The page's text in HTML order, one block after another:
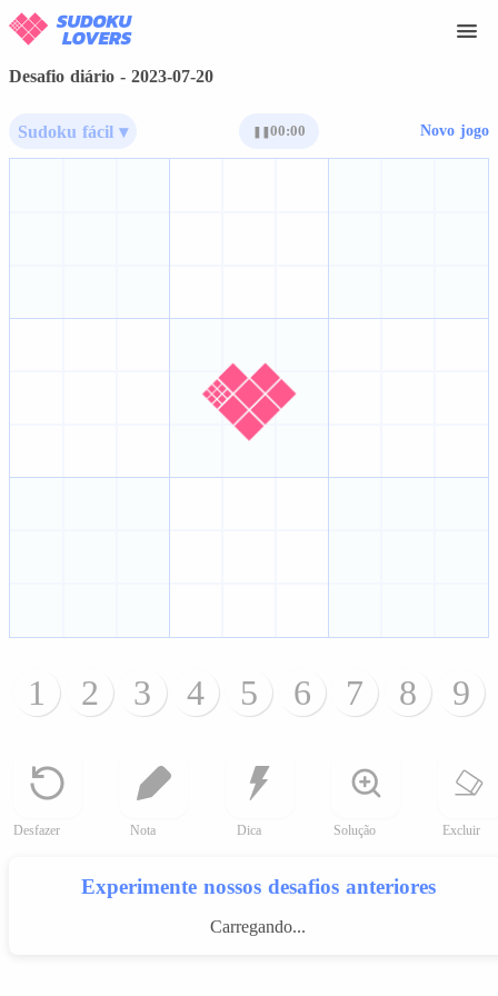
Desafio diário - 2023-07-20
Sudoku fácil ▾ 00:00 Novo jogo
1 2 3 4 5 6 7 8 9
Desfazer Nota Dica Solução Excluir
Experimente nossos desafios anteriores
Carregando...